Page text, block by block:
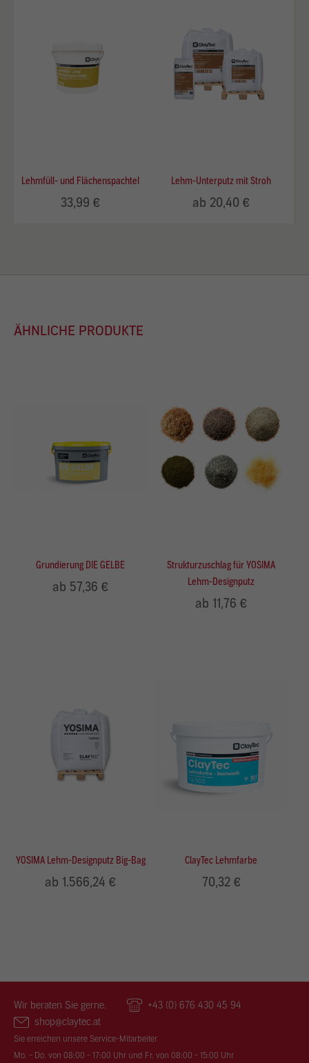
Lehmfüll- und Flächenspachtel
33,99 €
Lehm-Unterputz mit Stroh
ab 20,40 €
ÄHNLICHE PRODUKTE
Grundierung DIE GELBE
ab 57,36 €
Strukturzuschlag für YOSIMA
Lehm-Designputz
ab 11,76 €
YOSIMA Lehm-Designputz Big-Bag
ab 1.566,24 €
ClayTec Lehmfarbe
70,32 €
Wir beraten Sie gerne.
+43 (0) 676 430 45 94
shop@claytec.at
Sie erreichen unsere Service-Mitarbeiter
Mo. - Do. von 08:00 - 17:00 Uhr und Fr. von 08:00 - 15:00 Uhr